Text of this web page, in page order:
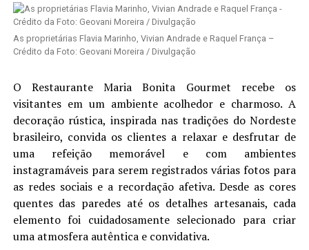
As proprietárias Flavia Marinho, Vivian Andrade e Raquel França –
Crédito da Foto: Geovani Moreira / Divulgação
O Restaurante Maria Bonita Gourmet recebe os
visitantes em um ambiente acolhedor e charmoso. A
decoração rústica, inspirada nas tradições do Nordeste
brasileiro, convida os clientes a relaxar e desfrutar de
uma refeição memorável e com ambientes
instagramáveis para serem registrados várias fotos para
as redes sociais e a recordação afetiva. Desde as cores
quentes das paredes até os detalhes artesanais, cada
elemento foi cuidadosamente selecionado para criar
uma atmosfera autêntica e convidativa.